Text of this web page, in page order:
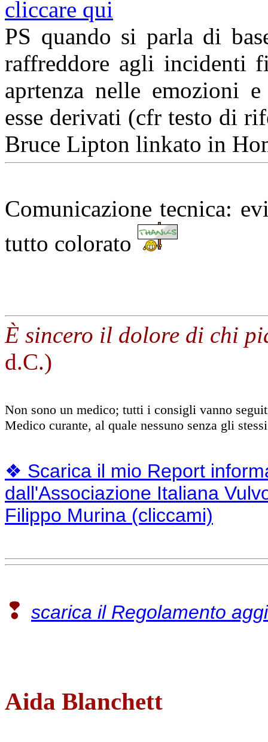
cliccare qui
PS quando si parla di
raffreddore agli incidenti
aprtenza nelle emozioni
esse derivati (cfr testo di
Bruce Lipton linkato in
Comunicazione tecnica:
tutto colorato
È sincero il dolore di chi
d.C.)
Non sono un medico; tutti i consigli vanno
Medico curante, al quale nessuno senza gli
❖ Scarica il mio Report
dall'Associazione Italiana
Filippo Murina (cliccami)
❢ scarica il Regolamento
Aida Blanchett